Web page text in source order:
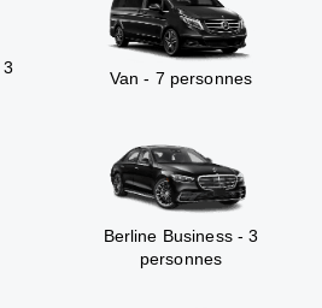
Van - 7 personnes
Berline Business - 3
personnes